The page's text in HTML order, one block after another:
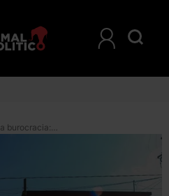
Atrapada entre el narco y la burocracia: la lucha de una maestra michoacana para huir del Cártel Jalisco